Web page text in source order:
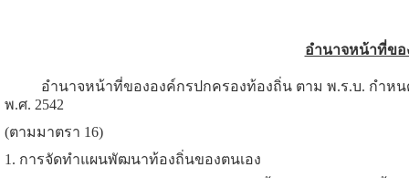
อำนาจหน้าที่ขอ
อำนาจหน้าที่ขององค์กรปกครองท้องถิ่น ตาม พ.ร.บ. กำห
พ.ศ. 2542
(ตามมาตรา 16)
1. การจัดทำแผนพัฒนาท้องถิ่นของตนเอง